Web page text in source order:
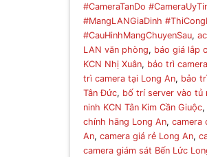
#CameraTanDo
#MangLANGiaDinh
#CauHinhMangChuyenSau,
LAN văn phòng, báo giá lắp
KCN Nhị Xuân, bảo trì
trì camera tại Long An, bảo
Tân Đức, bố trí server vào tủ
ninh KCN Tân Kim Cần Giuộc
chính hãng Long An,camera
An,camera giá rẻ Long An,
camera giám sát Bến Lức